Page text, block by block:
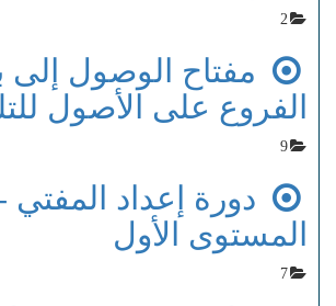
2
مفتاح الوصول إلى
الفروع على الأصول
9
دورة إعداد المفتي
المستوى الأول
7